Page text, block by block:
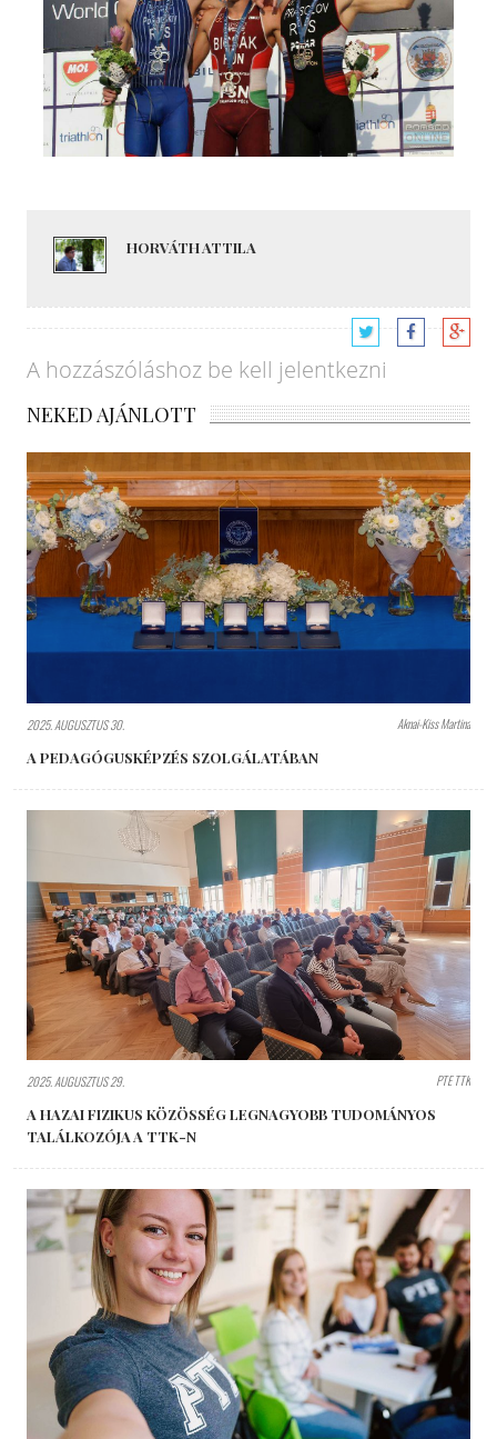
HORVÁTH ATTILA
A hozzászóláshoz be kell jelentkezni
NEKED AJÁNLOTT
2025. AUGUSZTUS 30. Aknai-Kiss Martina
A PEDAGÓGUSKÉPZÉS SZOLGÁLATÁBAN
2025. AUGUSZTUS 29. PTE TTK
A HAZAI FIZIKUS KÖZÖSSÉG LEGNAGYOBB TUDOMÁNYOS
TALÁLKOZÓJA A TTK-N